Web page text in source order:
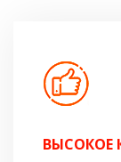
ВЫСОКОЕ